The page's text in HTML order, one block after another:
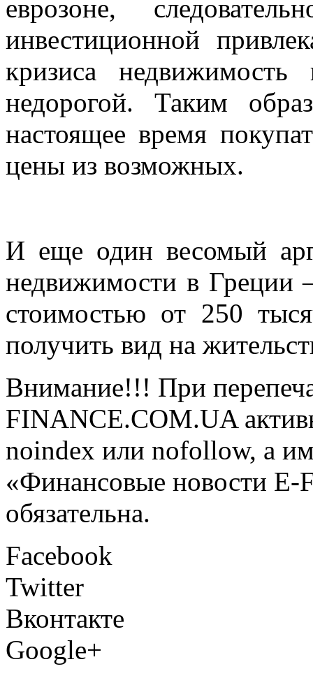
еврозоне,
инвестиционной
кризиса недвижимость
недорогой. Таким
настоящее время
цены из возможных.
И еще один весомый
недвижимости в Греции
стоимостью от 250
получить вид на
Внимание!!! При
FINANCE.COM.UA
noindex или nofollow, а
«Финансовые новости
обязательна.
Facebook
Twitter
Вконтакте
Google+